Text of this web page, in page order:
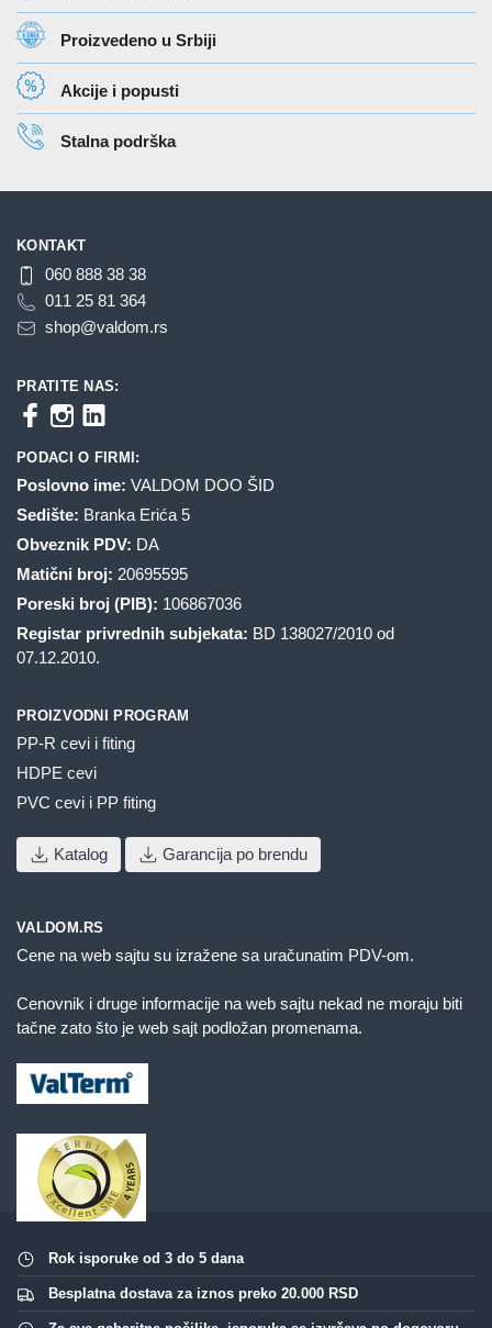
Proizvedeno u Srbiji
Akcije i popusti
Stalna podrška
KONTAKT
060 888 38 38
011 25 81 364
shop@valdom.rs
PRATITE NAS:
PODACI O FIRMI:
Poslovno ime: VALDOM DOO ŠID
Sedište: Branka Erića 5
Obveznik PDV: DA
Matični broj: 20695595
Poreski broj (PIB): 106867036
Registar privrednih subjekata: BD 138027/2010 od
07.12.2010.
PROIZVODNI PROGRAM
PP-R cevi i fiting
HDPE cevi
PVC cevi i PP fiting
Katalog Garancija po brendu
VALDOM.RS
Cene na web sajtu su izražene sa uračunatim PDV-om.
Cenovnik i druge informacije na web sajtu nekad ne moraju biti
tačne zato što je web sajt podložan promenama.
Rok isporuke od 3 do 5 dana
Besplatna dostava za iznos preko 20.000 RSD